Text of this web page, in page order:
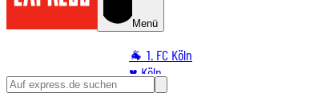
Menü
🐐 1. FC Köln
♥️ Köln
⭐ Promi